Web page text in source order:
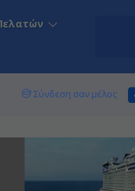
Σύνδεση σαν μέλος